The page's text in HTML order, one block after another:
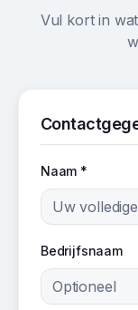
Vul kort in
Naam *
Bedrijfsnaam